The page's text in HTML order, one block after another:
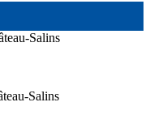
Salins
Salins